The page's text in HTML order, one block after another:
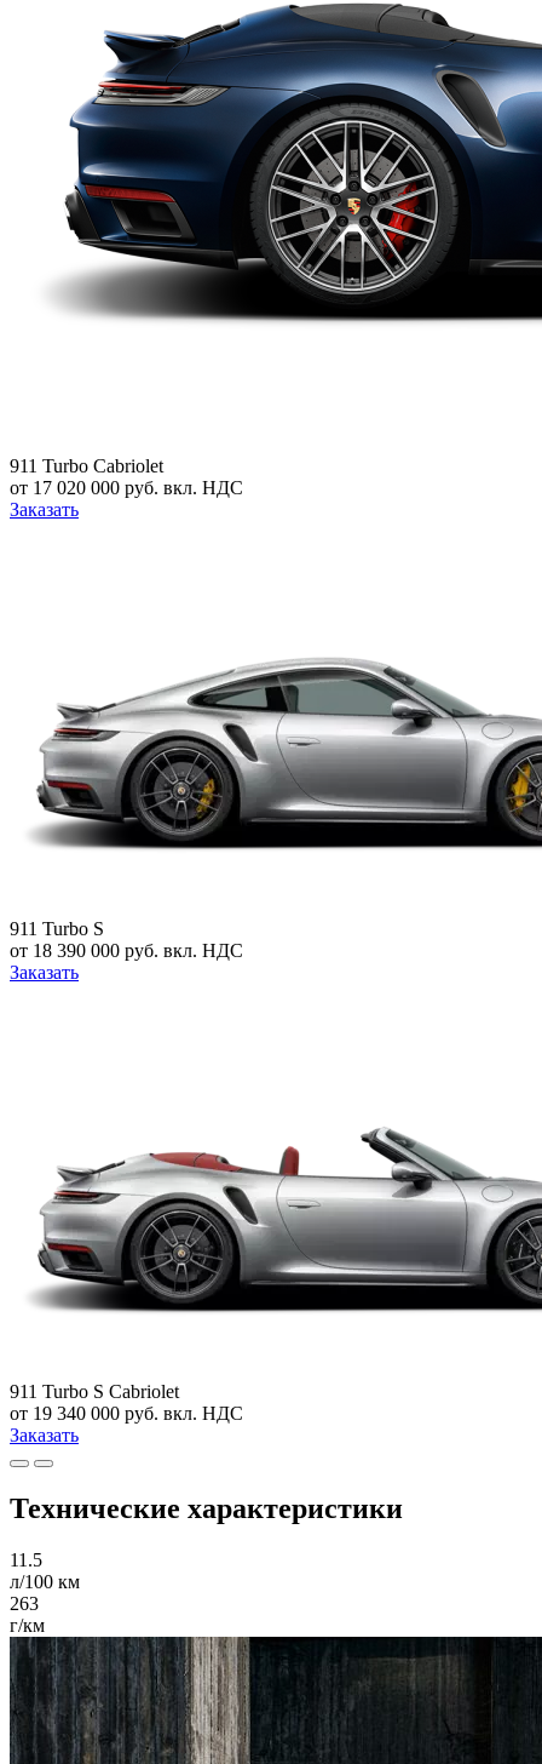
911 Turbo Cabriolet
от 17 020 000 руб. вкл. НДС
Заказать
911 Turbo S
от 18 390 000 руб. вкл. НДС
Заказать
911 Turbo S Cabriolet
от 19 340 000 руб. вкл. НДС
Заказать
Технические характеристики
11.5
л/100 км
263
г/км